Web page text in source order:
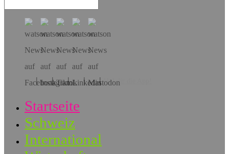
Hol dir die App!
Startseite
Schweiz
International